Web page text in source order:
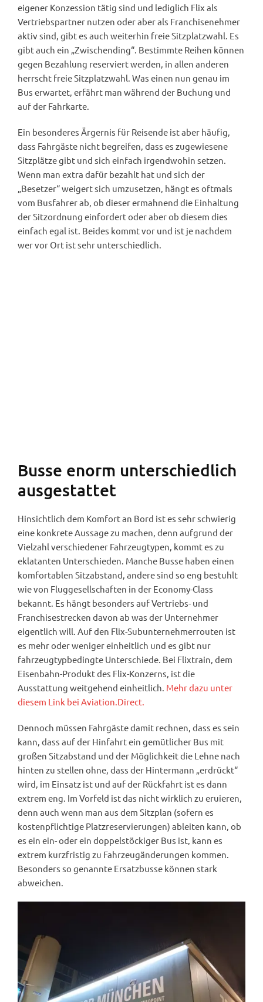
eigener Konzession tätig sind und lediglich Flix als
Vertriebspartner nutzen oder aber als Franchisenehmer
aktiv sind, gibt es auch weiterhin freie Sitzplatzwahl. Es
gibt auch ein „Zwischending“. Bestimmte Reihen können
gegen Bezahlung reserviert werden, in allen anderen
herrscht freie Sitzplatzwahl. Was einen nun genau im
Bus erwartet, erfährt man während der Buchung und
auf der Fahrkarte.
Ein besonderes Ärgernis für Reisende ist aber häufig,
dass Fahrgäste nicht begreifen, dass es zugewiesene
Sitzplätze gibt und sich einfach irgendwohin setzen.
Wenn man extra dafür bezahlt hat und sich der
„Besetzer“ weigert sich umzusetzen, hängt es oftmals
vom Busfahrer ab, ob dieser ermahnend die Einhaltung
der Sitzordnung einfordert oder aber ob diesem dies
einfach egal ist. Beides kommt vor und ist je nachdem
wer vor Ort ist sehr unterschiedlich.
Busse enorm unterschiedlich
ausgestattet
Hinsichtlich dem Komfort an Bord ist es sehr schwierig
eine konkrete Aussage zu machen, denn aufgrund der
Vielzahl verschiedener Fahrzeugtypen, kommt es zu
eklatanten Unterschieden. Manche Busse haben einen
komfortablen Sitzabstand, andere sind so eng bestuhlt
wie von Fluggesellschaften in der Economy-Class
bekannt. Es hängt besonders auf Vertriebs- und
Franchisestrecken davon ab was der Unternehmer
eigentlich will. Auf den Flix-Subunternehmerrouten ist
es mehr oder weniger einheitlich und es gibt nur
fahrzeugtypbedingte Unterschiede. Bei Flixtrain, dem
Eisenbahn-Produkt des Flix-Konzerns, ist die
Ausstattung weitgehend einheitlich. Mehr dazu unter
diesem Link bei Aviation.Direct.
Dennoch müssen Fahrgäste damit rechnen, dass es sein
kann, dass auf der Hinfahrt ein gemütlicher Bus mit
großen Sitzabstand und der Möglichkeit die Lehne nach
hinten zu stellen ohne, dass der Hintermann „erdrückt“
wird, im Einsatz ist und auf der Rückfahrt ist es dann
extrem eng. Im Vorfeld ist das nicht wirklich zu eruieren,
denn auch wenn man aus dem Sitzplan (sofern es
kostenpflichtige Platzreservierungen) ableiten kann, ob
es ein ein- oder ein doppelstöckiger Bus ist, kann es
extrem kurzfristig zu Fahrzeugänderungen kommen.
Besonders so genannte Ersatzbusse können stark
abweichen.